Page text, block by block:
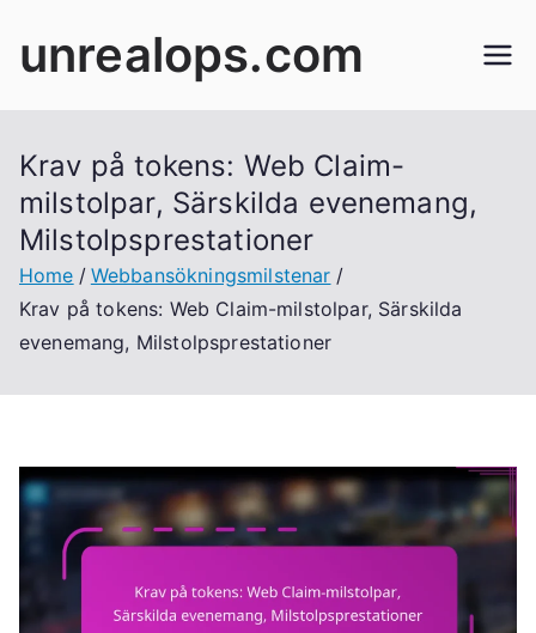
unrealops.com
Krav på tokens: Web Claim-
milstolpar, Särskilda evenemang,
Milstolpsprestationer
Home
Webbansökningsmilstenar
Krav på tokens: Web Claim-milstolpar, Särskilda
evenemang, Milstolpsprestationer